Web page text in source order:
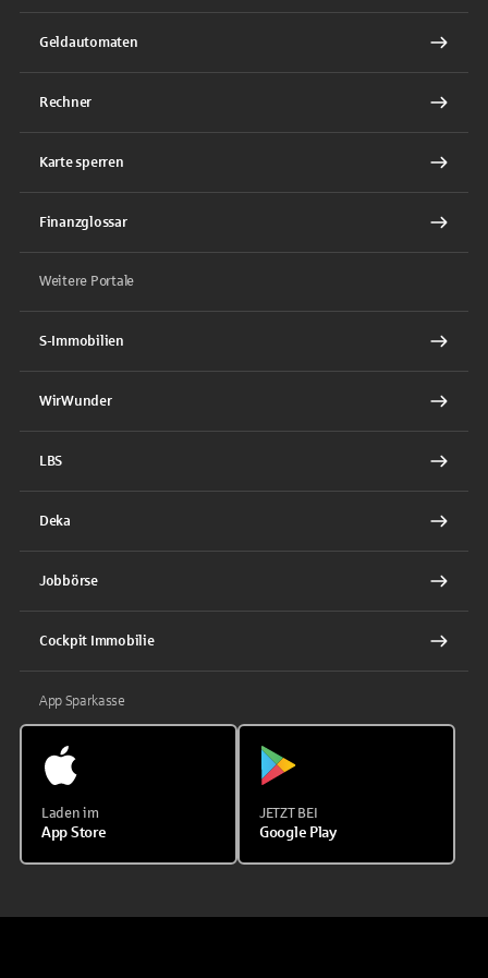
Geldautomaten
Rechner
Karte sperren
Finanzglossar
Weitere Portale
S-Immobilien
WirWunder
LBS
Deka
Jobbörse
Cockpit Immobilie
App Sparkasse
Laden im
App Store
JETZT BEI
Google Play